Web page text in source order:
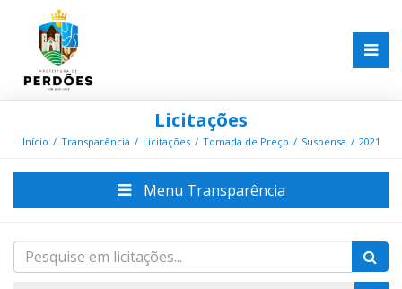
Licitações
Início Transparência Licitações Tomada de Preço Suspensa 2021
Menu Transparência